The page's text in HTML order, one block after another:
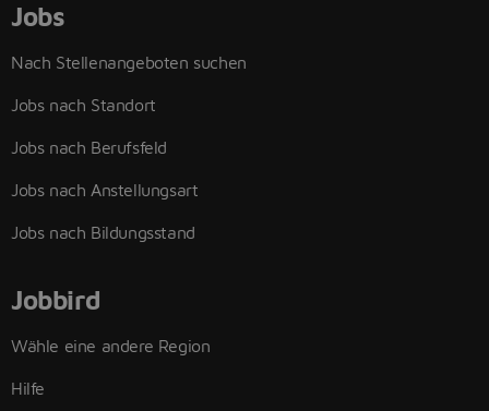
Jobs
Nach Stellenangeboten suchen
Jobs nach Standort
Jobs nach Berufsfeld
Jobs nach Anstellungsart
Jobs nach Bildungsstand
Jobbird
Wähle eine andere Region
Hilfe